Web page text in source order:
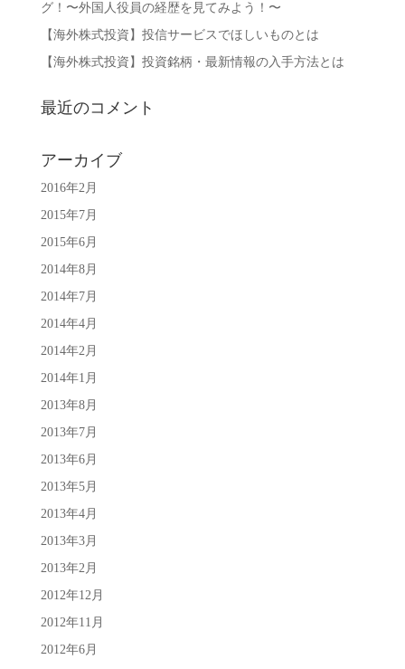
グ！〜外国人役員の経歴を見てみよう！〜
【海外株式投資】投信サービスでほしいものとは
【海外株式投資】投資銘柄・最新情報の入手方法とは
最近のコメント
アーカイブ
2016年2月
2015年7月
2015年6月
2014年8月
2014年7月
2014年4月
2014年2月
2014年1月
2013年8月
2013年7月
2013年6月
2013年5月
2013年4月
2013年3月
2013年2月
2012年12月
2012年11月
2012年6月